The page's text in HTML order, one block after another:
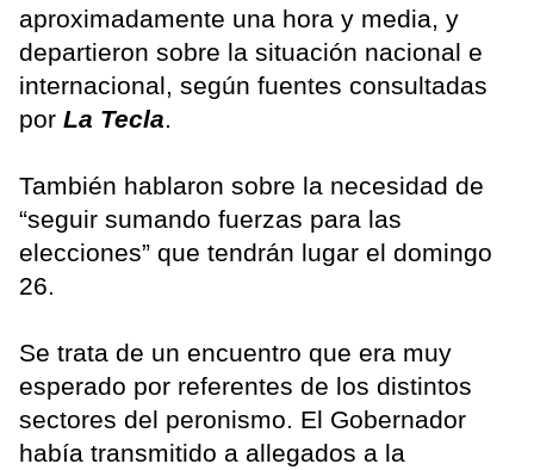
aproximadamente una hora y media, y
departieron sobre la situación nacional e
internacional, según fuentes consultadas
por La Tecla.
También hablaron sobre la necesidad de
“seguir sumando fuerzas para las
elecciones” que tendrán lugar el domingo
26.
Se trata de un encuentro que era muy
esperado por referentes de los distintos
sectores del peronismo. El Gobernador
había transmitido a allegados a la